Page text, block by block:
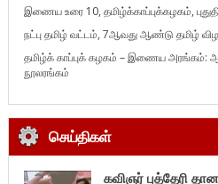
இணைய உரை 10, தமிழ்க்காப்புக்கழகம்,
நட்பு தமிழ் வட்டம், 7ஆவது ஆண்டு தமிழ்
தமிழ்க் காப்புக் கழகம் – இணைய அரங்கம்:
நூலரங்கம்
செய்திகள்
கவிஞர் புத்தேரி